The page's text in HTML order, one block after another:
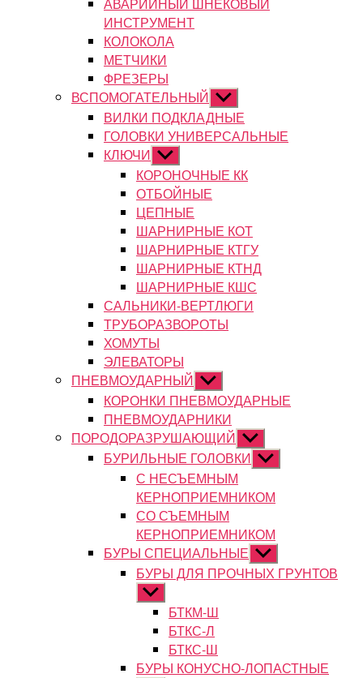
ИНСТРУМЕНТ
КОЛОКОЛА
МЕТЧИКИ
ФРЕЗЕРЫ
ВСПОМОГАТЕЛЬНЫЙ Показывать
подменю
ВИЛКИ ПОДКЛАДНЫЕ
ГОЛОВКИ УНИВЕРСАЛЬНЫЕ
КЛЮЧИ Показывать
подменю
КОРОНОЧНЫЕ КК
ОТБОЙНЫЕ
ЦЕПНЫЕ
ШАРНИРНЫЕ КОТ
ШАРНИРНЫЕ КТГУ
ШАРНИРНЫЕ КТНД
ШАРНИРНЫЕ КШС
САЛЬНИКИ-ВЕРТЛЮГИ
ТРУБОРАЗВОРОТЫ
ХОМУТЫ
ЭЛЕВАТОРЫ
ПНЕВМОУДАРНЫЙ Показывать
подменю
КОРОНКИ ПНЕВМОУДАРНЫЕ
ПНЕВМОУДАРНИКИ
ПОРОДОРАЗРУШАЮЩИЙ Показывать
подменю
БУРИЛЬНЫЕ ГОЛОВКИ Показывать
подменю
С НЕСЪЕМНЫМ
КЕРНОПРИЕМНИКОМ
СО СЪЕМНЫМ
КЕРНОПРИЕМНИКОМ
БУРЫ СПЕЦИАЛЬНЫЕ Показывать
подменю
БУРЫ ДЛЯ ПРОЧНЫХ ГРУНТОВ
Показывать
подменюБТКМ-Ш
БТКС-Л
БТКС-Ш
БУРЫ КОНУСНО-ЛОПАСТНЫЕ